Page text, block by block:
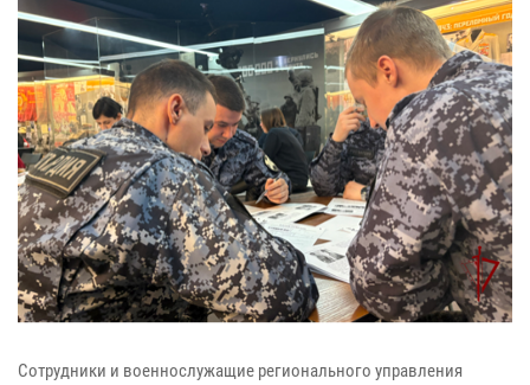
Сотрудники и военнослужащие регионального управления